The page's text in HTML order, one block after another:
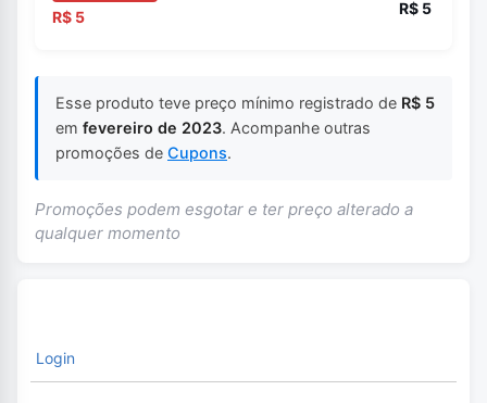
R$ 5 R$ 5
Esse produto teve preço mínimo registrado de R$ 5
em fevereiro de 2023. Acompanhe outras
promoções de Cupons.
Promoções podem esgotar e ter preço alterado a
qualquer momento
Login